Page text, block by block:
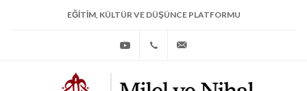
EĞITIM, KÜLTÜR VE DÜŞÜNCE PLATFORMU
Youtube +90